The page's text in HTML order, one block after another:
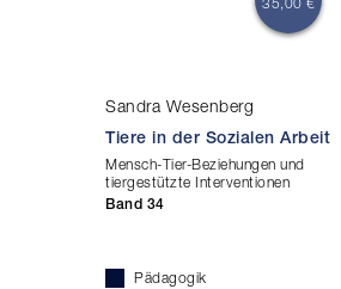
Sandra Wesenberg
Tiere in der Sozialen Arbeit
Mensch-Tier-Beziehungen und
tiergestützte Interventionen
Band 34
Pädagogik